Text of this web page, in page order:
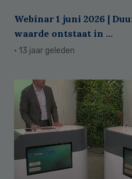
Webinar 1 juni 2026 |
waarde ontstaat in ...
· 13 jaar geleden